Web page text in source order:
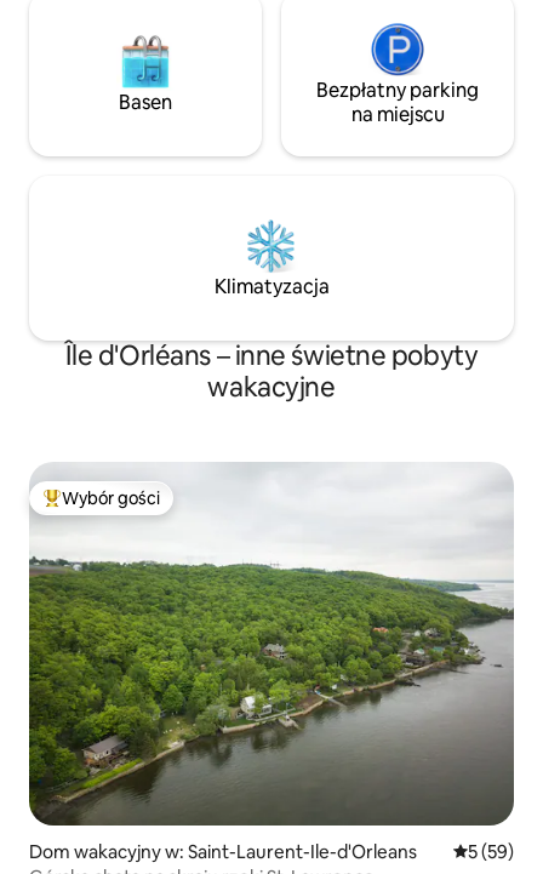
Basen
Bezpłatny parking
na miejscu
Klimatyzacja
Île d'Orléans – inne świetne pobyty
wakacyjne
Najpopularniejsze z kategorii Wybór gości
Wybór gości
Dom wakacyjny w: Saint-Laurent-Ile-d'Orleans Średnia
5 (59)